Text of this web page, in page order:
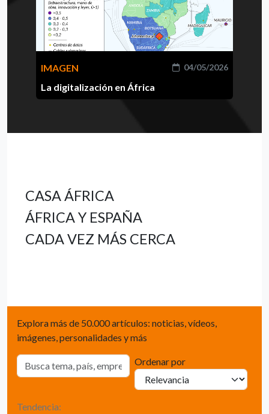
IMAGEN 04/05/2026
La digitalización en África
CASA ÁFRICA
ÁFRICA Y ESPAÑA
CADA VEZ MÁS CERCA
Explora más de 50.000 artículos: noticias, vídeos,
imágenes, personalidades y más
Ordenar por
Tendencia: